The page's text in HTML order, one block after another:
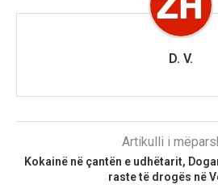
D. V.
Artikulli i
​Kokainë në çantën e udhëtarit,
raste të drogës në